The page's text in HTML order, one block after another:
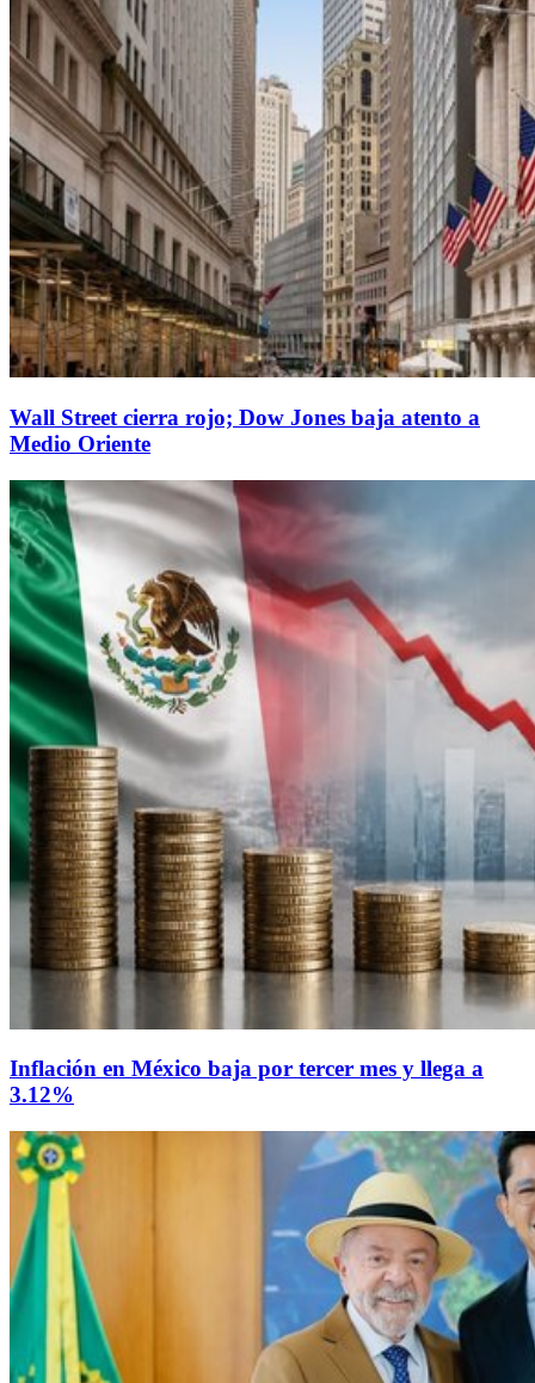
Wall Street cierra rojo; Dow Jones baja atento a
Medio Oriente
Inflación en México baja por tercer mes y llega a
3.12%